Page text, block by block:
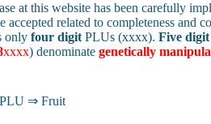
at this website has been carefully
related to completeness and
only four digit PLUs (xxxx). Five digit
xxxx) denominate genetically
PLU ⇒ Fruit